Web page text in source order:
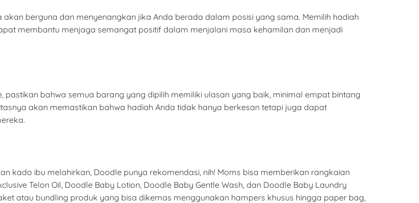
berguna dan menyenangkan jika Anda berada dalam posisi yang sama. Memilih hadiah
membantu menjaga semangat positif dalam menjalani masa kehamilan dan menjadi
pastikan bahwa semua barang yang dipilih memiliki ulasan yang baik, minimal empat bintang
akan memastikan bahwa hadiah Anda tidak hanya berkesan tetapi juga dapat
kado ibu melahirkan, Doodle punya rekomendasi, nih! Moms bisa memberikan rangkaian
Telon Oil, Doodle Baby Lotion, Doodle Baby Gentle Wash, dan Doodle Baby Laundry
atau bundling produk yang bisa dikemas menggunakan hampers khusus hingga paper bag,